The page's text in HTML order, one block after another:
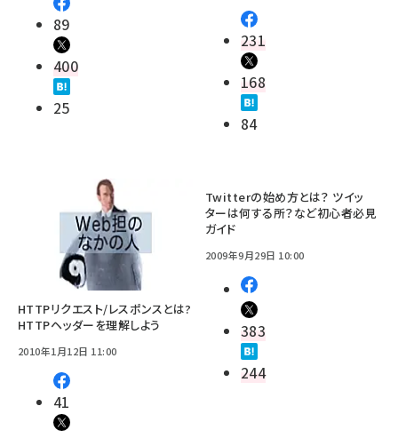
89
400
25
231
168
84
HTTPリクエスト/レスポンスとは?
HTTPヘッダーを理解しよう
2010年1月12日 11:00
41
Twitterの始め方とは？ ツイッ
ターは何する所？など初心者必見
ガイド
2009年9月29日 10:00
383
244